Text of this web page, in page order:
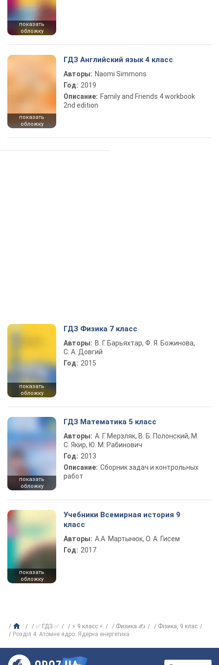
показать
обложку
показать
обложку
ГДЗ Английский язык 4 класс
Авторы: Naomi Simmons
Год: 2019
Описание: Family and Friends 4 workbook
2nd edition
показать
обложку
ГДЗ Физика 7 класс
Авторы: В. Г. Барьяхтар, Ф. Я. Божинова,
С. А. Довгий
Год: 2015
показать
обложку
ГДЗ Математика 5 класс
Авторы: А. Г. Мерзляк, В. Б. Полонский, М.
С. Якир, Ю. М. Рабинович
Год: 2013
Описание: Сборник задач и контрольных
работ
показать
обложку
Учебники Всемирная история 9
класс
Авторы: А.А. Мартынюк, О. А. Гисем
Год: 2017
✅ ГДЗ ✅ ⚡ 9 класс ⚡ Физика ✍
Фізика, 9 клас
Розділ 4. Атомне ядро. Ядерна енергетика